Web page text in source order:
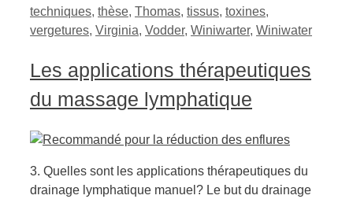
techniques, thèse, Thomas, tissus, toxines,
vergetures, Virginia, Vodder, Winiwarter, Winiwater
Les applications thérapeutiques
du massage lymphatique
3. Quelles sont les applications thérapeutiques du
drainage lymphatique manuel? Le but du drainage